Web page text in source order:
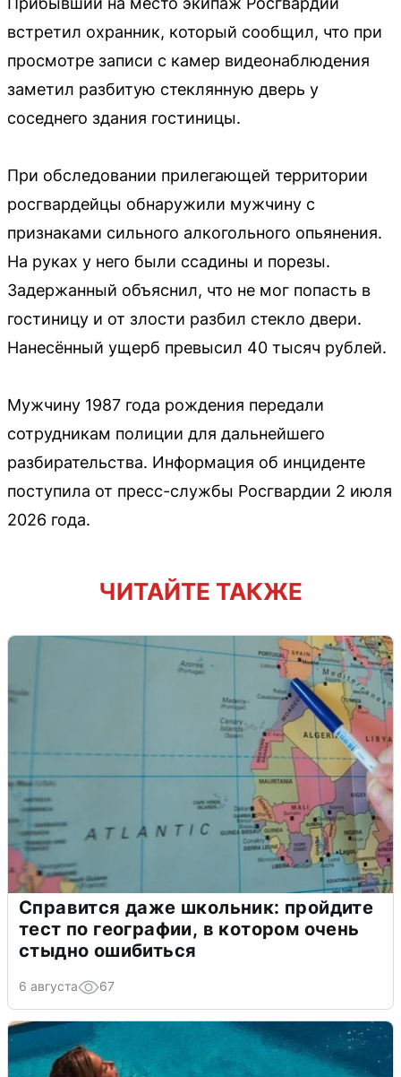
встретил охранник, который сообщил, что при
просмотре записи с камер видеонаблюдения
заметил разбитую стеклянную дверь у
соседнего здания гостиницы.
При обследовании прилегающей территории
росгвардейцы обнаружили мужчину с
признаками сильного алкогольного опьянения.
На руках у него были ссадины и порезы.
Задержанный объяснил, что не мог попасть в
гостиницу и от злости разбил стекло двери.
Нанесённый ущерб превысил 40 тысяч рублей.
Мужчину 1987 года рождения передали
сотрудникам полиции для дальнейшего
разбирательства. Информация об инциденте
поступила от пресс-службы Росгвардии 2 июля
2026 года.
ЧИТАЙТЕ ТАКЖЕ
Справится даже школьник: пройдите
тест по географии, в котором очень
стыдно ошибиться
6 августа 67